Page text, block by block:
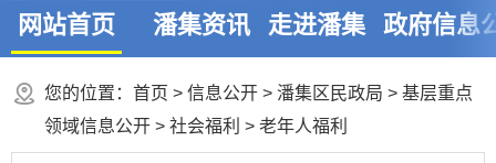
网站首页 潘集资讯 走进潘集 政府信息
您的位置： 首页 > 信息公开 > 潘集区民政局 > 基层重点
领域信息公开 > 社会福利 > 老年人福利